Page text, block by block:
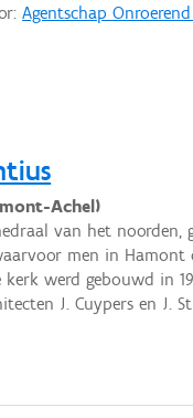
Agentschap
Achel)
van het noorden,
men in Hamont
kerk werd gebouwd in
J. Cuypers en J.